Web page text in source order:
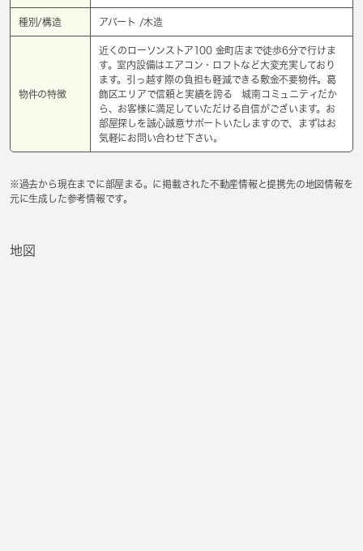
種別/構造 アパート /木造
物件の特徴
近くのローソンストア100 金町店まで徒歩6分で行けま
す。室内設備はエアコン・ロフトなど大変充実しており
ます。引っ越す際の負担も軽減できる敷金不要物件。葛
飾区エリアで信頼と実績を誇る 城南コミュニティだか
ら、お客様に満足していただける自信がございます。お
部屋探しを誠心誠意サポートいたしますので、まずはお
気軽にお問い合わせ下さい。
※過去から現在までに部屋まる。に掲載された不動産情報と提携先の地図情報を
元に生成した参考情報です。
地図